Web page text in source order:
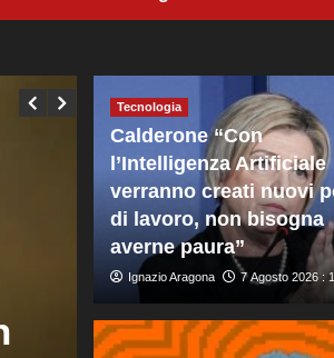
Mondo
Tecnologia
Calderone “Con
l’Intelligenza Artificiale
verranno creati nuovi
di lavoro, non bisogna
averne paura”
Ignazio Aragona 7 Agosto 2026 :